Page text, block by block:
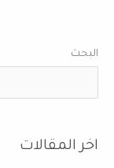
البحث
اخر المقالات